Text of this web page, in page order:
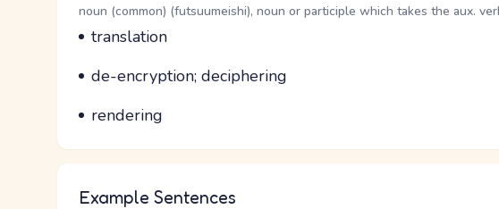
Word Senses
Parts of speech
noun (common) (futsuumeishi), noun or participle which takes the aux.
Meaning
translation
Parts of speech
Meaning
de-encryption; deciphering
Parts of speech
Meaning
rendering
Example Sentences